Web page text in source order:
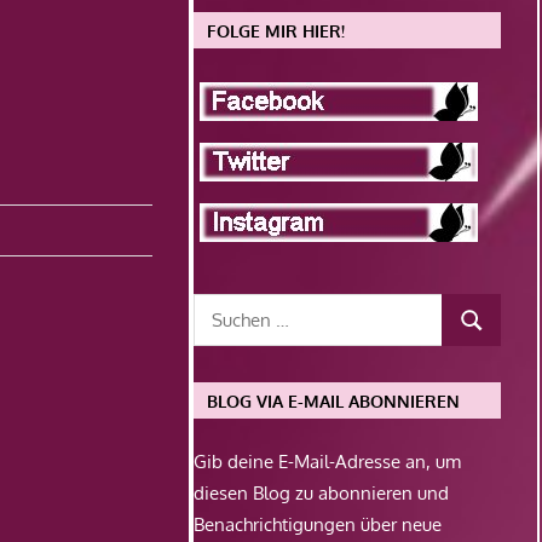
FOLGE MIR HIER!
BLOG VIA E-MAIL ABONNIEREN
Gib deine E-Mail-Adresse an, um
diesen Blog zu abonnieren und
Benachrichtigungen über neue